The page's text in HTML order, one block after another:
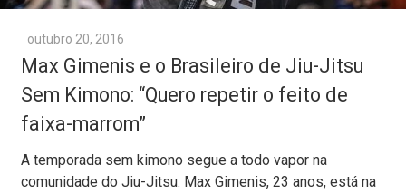
outubro 20, 2016
Max Gimenis e o Brasileiro de Jiu-Jitsu
Sem Kimono: “Quero repetir o feito de
faixa-marrom”
A temporada sem kimono segue a todo vapor na
comunidade do Jiu-Jitsu. Max Gimenis, 23 anos, está na